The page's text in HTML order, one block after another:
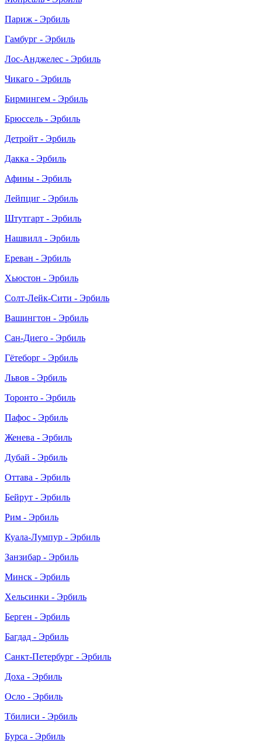
Париж - Эрбиль
Гамбург - Эрбиль
Лос-Анджелес - Эрбиль
Чикаго - Эрбиль
Бирмингем - Эрбиль
Брюссель - Эрбиль
Детройт - Эрбиль
Дакка - Эрбиль
Афины - Эрбиль
Лейпциг - Эрбиль
Штутгарт - Эрбиль
Нашвилл - Эрбиль
Ереван - Эрбиль
Хьюстон - Эрбиль
Солт-Лейк-Сити - Эрбиль
Вашингтон - Эрбиль
Сан-Диего - Эрбиль
Гётеборг - Эрбиль
Львов - Эрбиль
Торонто - Эрбиль
Пафос - Эрбиль
Женева - Эрбиль
Дубай - Эрбиль
Оттава - Эрбиль
Бейрут - Эрбиль
Рим - Эрбиль
Куала-Лумпур - Эрбиль
Занзибар - Эрбиль
Минск - Эрбиль
Хельсинки - Эрбиль
Берген - Эрбиль
Багдад - Эрбиль
Санкт-Петербург - Эрбиль
Доха - Эрбиль
Осло - Эрбиль
Тбилиси - Эрбиль
Бурса - Эрбиль